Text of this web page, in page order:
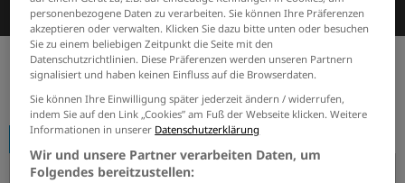
Start Firmenprofile Wasserwerk Perlenbach
personenbezogene Daten zu verarbeiten. Sie können Ihre Präferenzen
akzeptieren oder verwalten. Klicken Sie dazu bitte unten oder besuchen
Sie zu einem beliebigen Zeitpunkt die Seite mit den
Datenschutzrichtlinien. Diese Präferenzen werden unseren Partnern
signalisiert und haben keinen Einfluss auf die Browserdaten.
Sie können Ihre Einwilligung später jederzeit ändern / widerrufen,
indem Sie auf den Link „Cookies” am Fuß der Webseite klicken. Weitere
Informationen in unserer Datenschutzerklärung
Wir und unsere Partner verarbeiten Daten, um
Folgendes bereitzustellen: